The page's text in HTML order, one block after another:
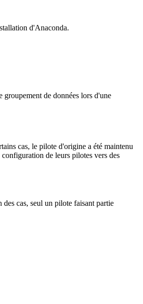
d'Anaconda.
groupement de données lors d'une
cas, le pilote d'origine a été maintenu
de leurs pilotes vers des
cas, seul un pilote faisant partie